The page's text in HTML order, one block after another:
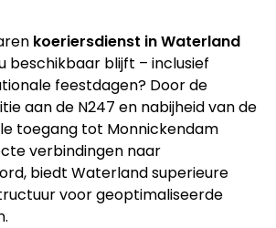
koeriersdienst in Waterland
beschikbaar blijft – inclusief
feestdagen? Door de
aan de N247 en nabijheid van de
toegang tot Monnickendam
verbindingen naar
biedt Waterland superieure
voor geoptimaliseerde